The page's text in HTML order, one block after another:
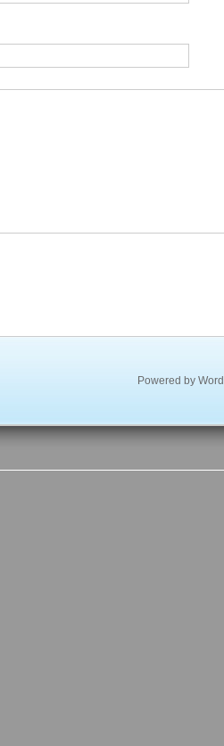
Powered by